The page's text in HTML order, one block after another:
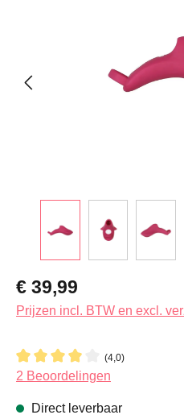
Normale prijs:
€ 39,99
Prijzen incl. BTW en excl.
(4,0)
Gemiddelde waardering van
2 Beoordelingen
Direct leverbaar